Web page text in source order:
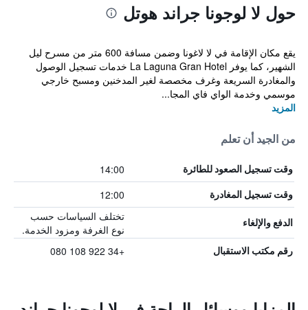
حول لا لوجونا جراند هوتل
يقع مكان الإقامة في لا لاغونا وضمن مسافة 600 متر من مسرح ليل
الشهير، كما يوفر La Laguna Gran Hotel خدمات تسجيل الوصول
والمغادرة السريعة وغرف مخصصة لغير المدخنين ومسبح خارجي
موسمي وخدمة الواي فاي المجا...
المزيد
من الجيد أن تعلم
وقت تسجيل الصعود للطائرة 14:00
وقت تسجيل المغادرة 12:00
الدفع والإلغاء
تختلف السياسات حسب
نوع الغرفة ومزود الخدمة.
رقم مكتب الاستقبال +34 922 108 080